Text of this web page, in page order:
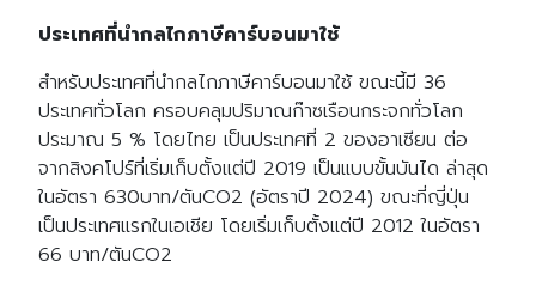
ประเทศที่นำกลไกภาษีคาร์บอนมาใช้
สำหรับประเทศที่นำกลไกภาษีคาร์บอนมาใช้ ขณะนี้มี 36
ประเทศทั่วโลก ครอบคลุมปริมาณก๊าซเรือนกระจกทั่วโลก
ประมาณ 5 % โดยไทย เป็นประเทศที่ 2 ของอาเซียน ต่อ
จากสิงคโปร์ที่เริ่มเก็บตั้งแต่ปี 2019 เป็นแบบขั้นบันได ล่าสุด
ในอัตรา 630บาท/ตันCO2 (อัตราปี 2024) ขณะที่ญี่ปุ่น
เป็นประเทศแรกในเอเชีย โดยเริ่มเก็บตั้งแต่ปี 2012 ในอัตรา
66 บาท/ตันCO2